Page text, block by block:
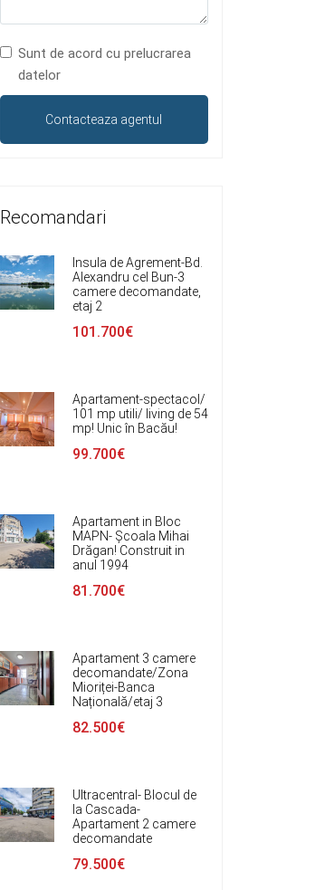
Sunt de acord cu prelucrarea
datelor
Recomandari
Insula de Agrement-Bd.
Alexandru cel Bun-3
camere decomandate,
etaj 2
101.700€
Apartament-spectacol/
101 mp utili/ living de 54
mp! Unic în Bacău!
99.700€
Apartament in Bloc
MAPN- Școala Mihai
Drăgan! Construit in
anul 1994
81.700€
Apartament 3 camere
decomandate/Zona
Mioriței-Banca
Națională/etaj 3
82.500€
Ultracentral- Blocul de
la Cascada-
Apartament 2 camere
decomandate
79.500€